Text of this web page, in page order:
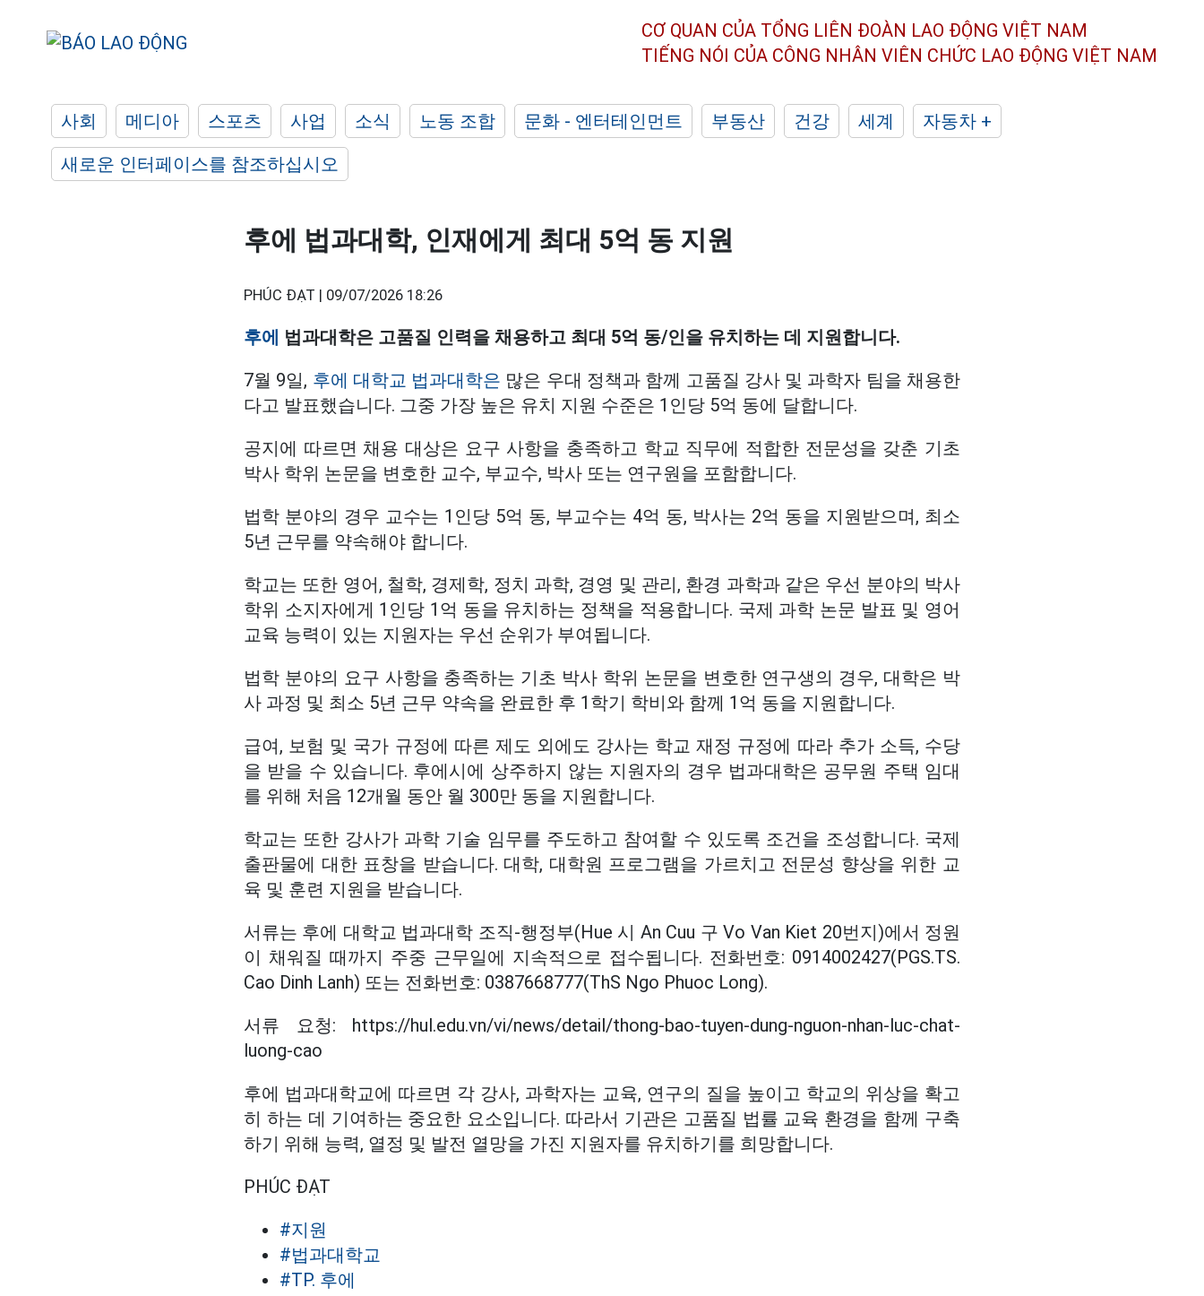
CƠ QUAN CỦA TỔNG LIÊN ĐOÀN LAO ĐỘNG VIỆT NAM
TIẾNG NÓI CỦA CÔNG NHÂN VIÊN CHỨC LAO ĐỘNG VIỆT NAM
사회 메디아 스포츠 사업 소식 노동 조합 문화 - 엔터테인먼트 부동산 건강 세계
자동차 +
새로운 인터페이스를 참조하십시오
후에 법과대학, 인재에게 최대 5억 동 지원
PHÚC ĐẠT | 09/07/2026 18:26
후에 법과대학은 고품질 인력을 채용하고 최대 5억 동/인을 유치하는 데 지원합니다.
7월 9일, 후에 대학교 법과대학은 많은 우대 정책과 함께 고품질 강사 및 과학자 팀을 채용한
다고 발표했습니다. 그중 가장 높은 유치 지원 수준은 1인당 5억 동에 달합니다.
공지에 따르면 채용 대상은 요구 사항을 충족하고 학교 직무에 적합한 전문성을 갖춘 기초
박사 학위 논문을 변호한 교수, 부교수, 박사 또는 연구원을 포함합니다.
법학 분야의 경우 교수는 1인당 5억 동, 부교수는 4억 동, 박사는 2억 동을 지원받으며, 최소
5년 근무를 약속해야 합니다.
학교는 또한 영어, 철학, 경제학, 정치 과학, 경영 및 관리, 환경 과학과 같은 우선 분야의 박사
학위 소지자에게 1인당 1억 동을 유치하는 정책을 적용합니다. 국제 과학 논문 발표 및 영어
교육 능력이 있는 지원자는 우선 순위가 부여됩니다.
법학 분야의 요구 사항을 충족하는 기초 박사 학위 논문을 변호한 연구생의 경우, 대학은 박
사 과정 및 최소 5년 근무 약속을 완료한 후 1학기 학비와 함께 1억 동을 지원합니다.
급여, 보험 및 국가 규정에 따른 제도 외에도 강사는 학교 재정 규정에 따라 추가 소득, 수당
을 받을 수 있습니다. 후에시에 상주하지 않는 지원자의 경우 법과대학은 공무원 주택 임대
를 위해 처음 12개월 동안 월 300만 동을 지원합니다.
학교는 또한 강사가 과학 기술 임무를 주도하고 참여할 수 있도록 조건을 조성합니다. 국제
출판물에 대한 표창을 받습니다. 대학, 대학원 프로그램을 가르치고 전문성 향상을 위한 교
육 및 훈련 지원을 받습니다.
서류는 후에 대학교 법과대학 조직-행정부(Hue 시 An Cuu 구 Vo Van Kiet 20번지)에서 정원
이 채워질 때까지 주중 근무일에 지속적으로 접수됩니다. 전화번호: 0914002427(PGS.TS.
Cao Dinh Lanh) 또는 전화번호: 0387668777(ThS Ngo Phuoc Long).
서류 요청: https://hul.edu.vn/vi/news/detail/thong-bao-tuyen-dung-nguon-nhan-luc-chat-
luong-cao
후에 법과대학교에 따르면 각 강사, 과학자는 교육, 연구의 질을 높이고 학교의 위상을 확고
히 하는 데 기여하는 중요한 요소입니다. 따라서 기관은 고품질 법률 교육 환경을 함께 구축
하기 위해 능력, 열정 및 발전 열망을 가진 지원자를 유치하기를 희망합니다.
PHÚC ĐẠT
#지원
#법과대학교
#TP. 후에